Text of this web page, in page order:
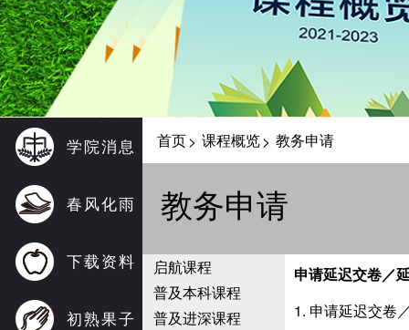
学院消息
春风化雨
下载资料
初熟果子
首页> 课程概览> 教务申请
教务申请
启航课程
普及本科课程
普及进深课程
申请延迟交卷／
1. 申请延迟交卷